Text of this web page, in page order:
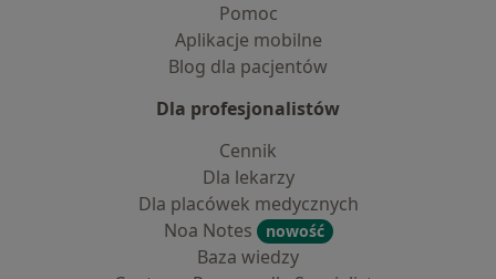
Pomoc
Aplikacje mobilne
Blog dla pacjentów
Dla profesjonalistów
Cennik
Dla lekarzy
Dla placówek medycznych
Noa Notes
nowość
Baza wiedzy